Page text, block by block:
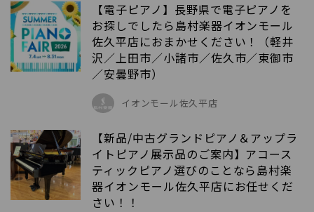
【電子ピアノ】長野県で電子ピアノを
お探しでしたら島村楽器イオンモール
佐久平店におまかせください！（軽井
沢／上田市／小諸市／佐久市／東御市
／安曇野市）
イオンモール佐久平店
【新品/中古グランドピアノ＆アップラ
イトピアノ展示品のご案内】アコース
ティックピアノ選びのことなら島村楽
器イオンモール佐久平店にお任せくだ
さい！！